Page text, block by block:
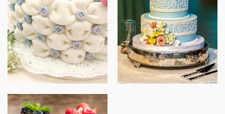
Pompon Blue Elegance